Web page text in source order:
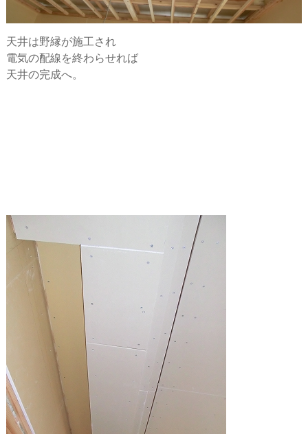
天井は野縁が施工され
電気の配線を終わらせれば
天井の完成へ。